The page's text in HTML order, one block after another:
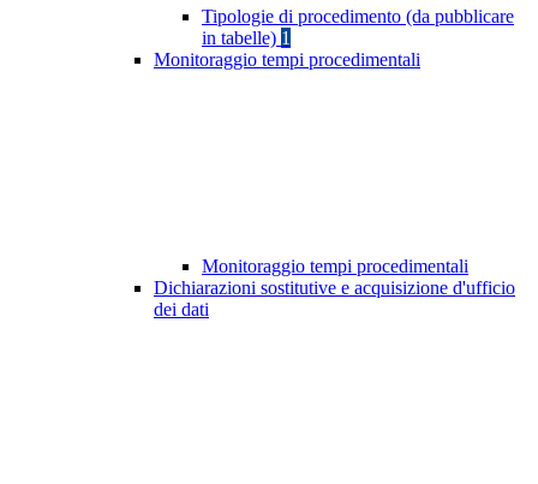
Tipologie di procedimento (da pubblicare
in tabelle) 1
Monitoraggio tempi procedimentali
Monitoraggio tempi procedimentali
Dichiarazioni sostitutive e acquisizione d'ufficio
dei dati